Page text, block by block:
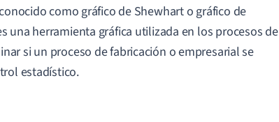
como gráfico de Shewhart o gráfico de
una herramienta gráfica utilizada en los procesos de
si un proceso de fabricación o empresarial se
estadístico.